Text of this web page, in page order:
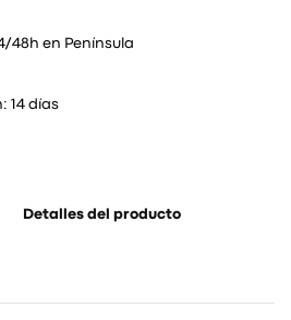
48h en Península
14 días
Detalles del producto